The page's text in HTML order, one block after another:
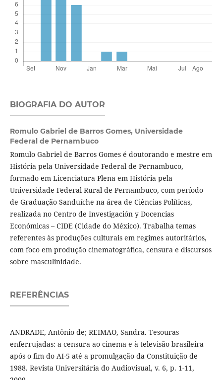
BIOGRAFIA DO AUTOR
Romulo Gabriel de Barros Gomes, Universidade
Federal de Pernambuco
Romulo Gabriel de Barros Gomes é doutorando e mestre em
História pela Universidade Federal de Pernambuco,
formado em Licenciatura Plena em História pela
Universidade Federal Rural de Pernambuco, com período
de Graduação Sanduíche na área de Ciências Políticas,
realizada no Centro de Investigación y Docencias
Económicas – CIDE (Cidade do México). Trabalha temas
referentes às produções culturais em regimes autoritários,
com foco em produção cinematográfica, censura e discursos
sobre masculinidade.
REFERÊNCIAS
ANDRADE, Antônio de; REIMAO, Sandra. Tesouras
enferrujadas: a censura ao cinema e à televisão brasileira
após o fim do AI-5 até a promulgação da Constituição de
1988. Revista Universitária do Audiovisual, v. 6, p. 1-11,